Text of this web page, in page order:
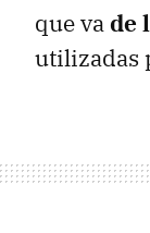
que vade
utilizadas